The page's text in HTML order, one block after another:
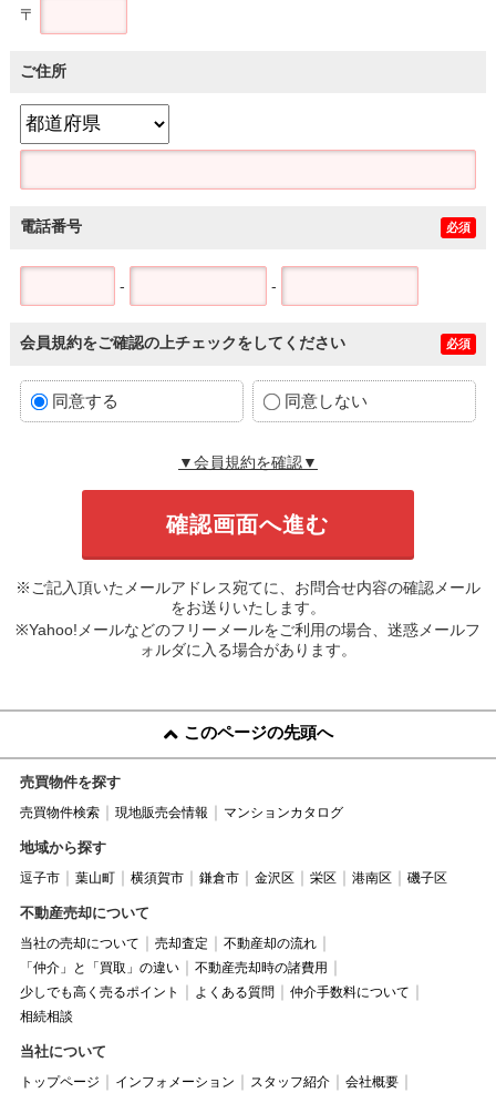
〒
ご住所
電話番号 必須
- -
会員規約をご確認の上チェックをしてください 必須
同意する 同意しない
▼会員規約を確認▼
※ご記入頂いたメールアドレス宛てに、お問合せ内容の確認メール
をお送りいたします。
※Yahoo!メールなどのフリーメールをご利用の場合、迷惑メールフ
ォルダに入る場合があります。
このページの先頭へ
売買物件を探す
売買物件検索 現地販売会情報 マンションカタログ
地域から探す
逗子市 葉山町 横須賀市 鎌倉市 金沢区 栄区 港南区 磯子区
不動産売却について
当社の売却について 売却査定
不動産却の流れ
「仲介」と「買取」の違い
不動産売却時の諸費用
少しでも高く売るポイント
よくある質問
仲介手数料について
相続相談
当社について
トップページ インフォメーション スタッフ紹介
会社概要